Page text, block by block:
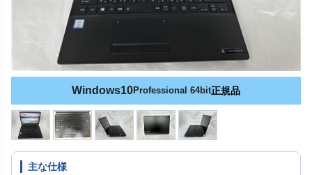
Windows10Professional 64bit正規品
主な仕様